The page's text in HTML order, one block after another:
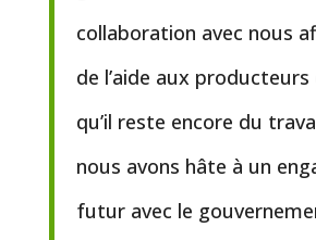
collaboration avec nous
de l’aide aux producteurs
qu’il reste encore du
nous avons hâte à un
futur avec le